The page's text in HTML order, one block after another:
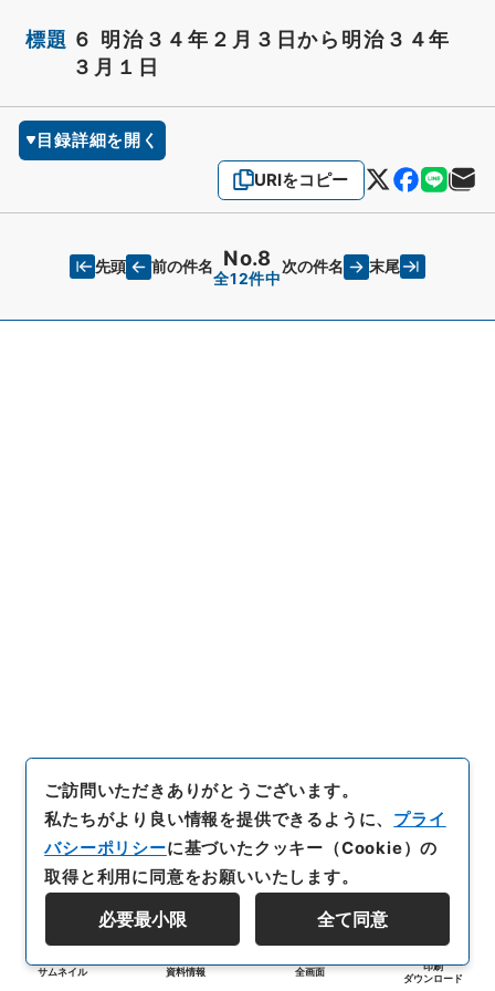
標題 ６ 明治３４年２月３日から明治３４年
３月１日
目録詳細を開く
URIをコピー
先頭 前の件名 No.8
全12件中
次の件名 末尾
サムネイル 資料情報 全画面
印刷
ダウンロード
ご訪問いただきありがとうございます。
私たちがより良い情報を提供できるように、 プライ
バシーポリシーに基づいたクッキー（Cookie）の
取得と利用に同意をお願いいたします。
必要最小限 全て同意